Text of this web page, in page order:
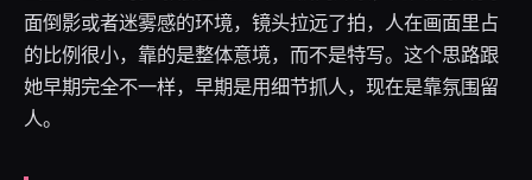
面倒影或者迷雾感的环境，镜头拉远了拍，人在画面里占
的比例很小，靠的是整体意境，而不是特写。这个思路跟
她早期完全不一样，早期是用细节抓人，现在是靠氛围留
人。